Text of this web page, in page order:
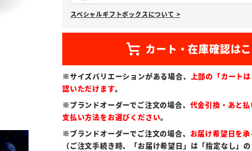
必
スペシャルギフトボックスについて >
※サイズバリエーションがある場合、
上部の「カート
認いただけます。
※ブランドオーダーでご注文の場合、 代金引換・あと
支払い方法をお選びください。
※ブランドオーダーでご注文の場合、 お届け希望日を
（ご注文手続き時、「お届け希望日」は「指定なし」